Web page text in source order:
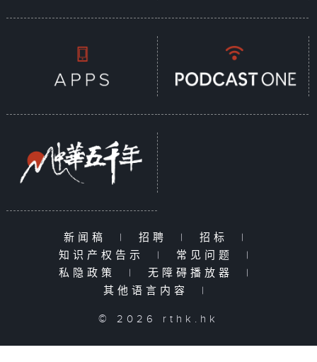
新闻稿 | 招聘 | 招标
|
知识产权告示
| 常见问题
|
私隐政策
| 无障碍播放器
|
其他语言内容
|
© 2026 rthk.hk